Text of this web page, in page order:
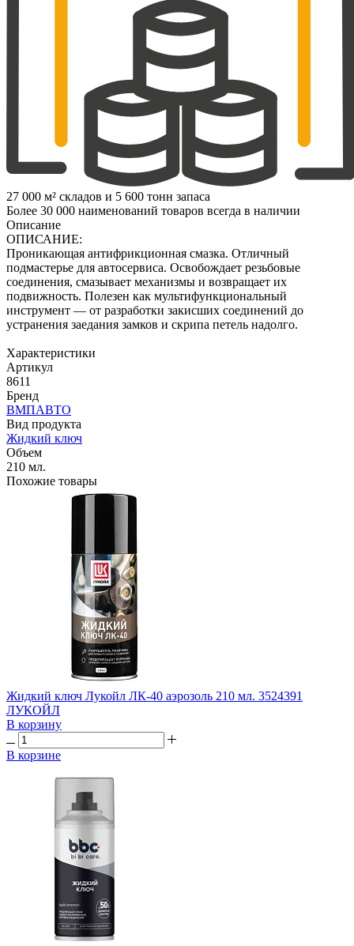
27 000 м² складов и 5 600 тонн запаса
Более 30 000 наименований товаров всегда в наличии
Описание
ОПИСАНИЕ:
Проникающая антифрикционная смазка. Отличный
подмастерье для автосервиса. Освобождает резьбовые
соединения, смазывает механизмы и возвращает их
подвижность. Полезен как мультифункциональный
инструмент — от разработки закисших соединений до
устранения заедания замков и скрипа петель надолго.
Характеристики
Артикул
8611
Бренд
ВМПАВТО
Вид продукта
Жидкий ключ
Объем
210 мл.
Похожие товары
Жидкий ключ Лукойл ЛК-40 аэрозоль 210 мл. 3524391
ЛУКОЙЛ
В корзину
В корзине